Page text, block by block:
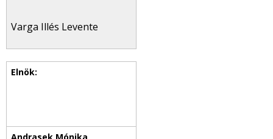
Varga Illés Levente